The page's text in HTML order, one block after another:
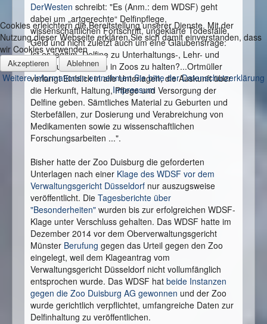
DerWesten schreibt: "Es (Anm.: dem WDSF) geht
dabei um „artgerechte“ Delfinpflege,
wissenschaftlichen Fortschritt, ungeklärte Todesfälle,
Geld und nicht zuletzt auch um eine Glaubensfrage:
Ist es legitim, Delfine zu Unterhaltungs-, Lehr- und
Forschungszwecken in Zoos zu halten?...Ortmüller
verlangt Einblick in alle Unterlagen, die Auskunft über
die Herkunft, Haltung, Pflege und Versorgung der
Delfine geben. Sämtliches Material zu Geburten und
Sterbefällen, zur Dosierung und Verabreichung von
Medikamenten sowie zu wissenschaftlichen
Forschungsarbeiten ...".
Bisher hatte der Zoo Duisburg die geforderten
Unterlagen nach einer Klage des WDSF vor dem
Verwaltungsgericht Düsseldorf nur auszugsweise
veröffentlicht. Die Tagesberichte über
"Besonderheiten" wurden bis zur erfolgreichen WDSF-
Klage unter Verschluss gehalten. Das WDSF hatte im
Dezember 2014 vor dem Oberverwaltungsgericht
Münster Berufung gegen das Urteil gegen den Zoo
eingelegt, weil dem Klageantrag vom
Verwaltungsgericht Düsseldorf nicht vollumfänglich
entsprochen wurde. Das WDSF hat beide Instanzen
gegen die Zoo Duisburg AG gewonnen und der Zoo
wurde gerichtlich verpflichtet, umfangreiche Daten zur
Delfinhaltung zu veröffentlichen.
Cookies erleichtern die Bereitstellung unserer Dienste. Mit der
Nutzung dieser Webseite erklären Sie sich damit einverstanden, dass
wir Cookies verwenden
Akzeptieren Ablehnen
Weitere Informationen entnehmen Sie bitte der Datenschutzerklärung
Impressum